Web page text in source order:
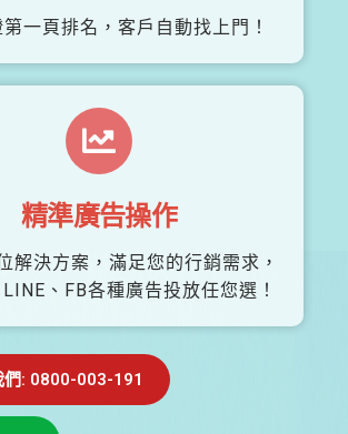
一頁排名，客戶自動找上門！
精準廣告操作
解決方案，滿足您的行銷需求，
、FB各種廣告投放任您選！
們: 0800-003-191